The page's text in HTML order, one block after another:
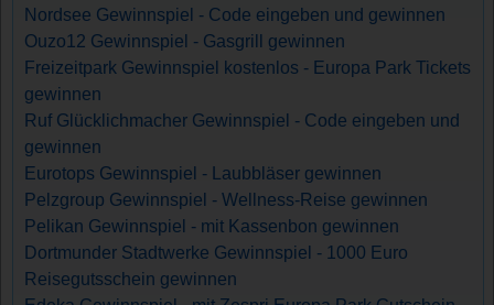
Nordsee Gewinnspiel - Code eingeben und gewinnen
Ouzo12 Gewinnspiel - Gasgrill gewinnen
Freizeitpark Gewinnspiel kostenlos - Europa Park Tickets
gewinnen
Ruf Glücklichmacher Gewinnspiel - Code eingeben und
gewinnen
Eurotops Gewinnspiel - Laubbläser gewinnen
Pelzgroup Gewinnspiel - Wellness-Reise gewinnen
Pelikan Gewinnspiel - mit Kassenbon gewinnen
Dortmunder Stadtwerke Gewinnspiel - 1000 Euro
Reisegutsschein gewinnen